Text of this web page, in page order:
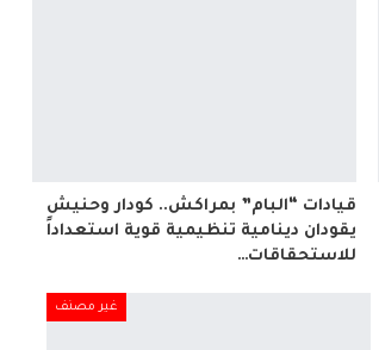
قيادات “البام” بمراكش.. كودار وحنيش
يقودان دينامية تنظيمية قوية استعداداً
للاستحقاقات…
غير مصنف